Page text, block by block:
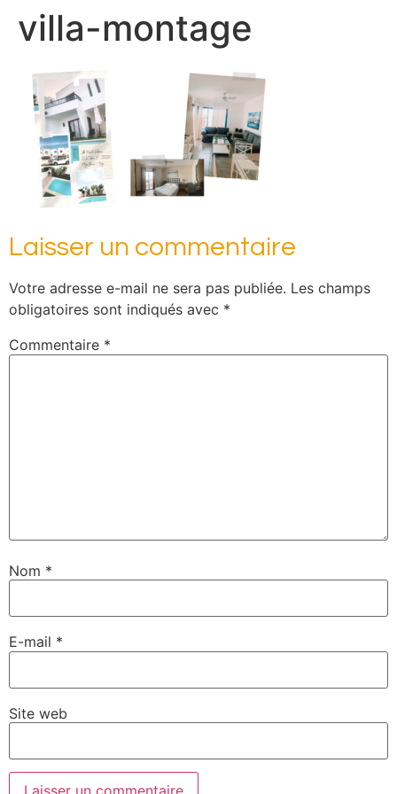
villa-montage
Laisser un commentaire
Votre adresse e-mail ne sera pas publiée. Les champs
obligatoires sont indiqués avec *
Commentaire *
Nom *
E-mail *
Site web